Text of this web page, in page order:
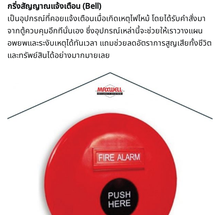
กริ่งสัญญาณแจ้งเตือน (Bell)
เป็นอุปกรณ์ที่คอยแจ้งเตือนเมื่อเกิดเหตุไฟไหม้ โดยได้รับคำสั่งมา
จากตู้ควบคุมอีกทีนั่นเอง ซึ่งอุปกรณ์เหล่านี้จะช่วยให้เราวางแผน
อพยพและระงับเหตุได้ทันเวลา แถมช่วยลดอัตราการสูญเสียทั้งชีวิต
และทรัพย์สินได้อย่างมากมายเลย